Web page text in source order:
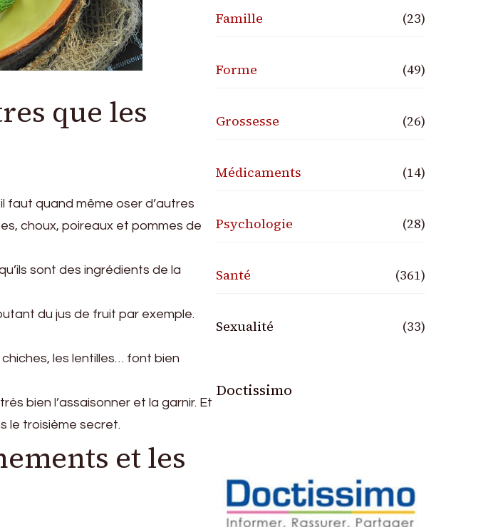
que les
faut quand même oser d’autres
choux, poireaux et pommes de
sont des ingrédients de la
du jus de fruit par exemple.
les lentilles… font bien
bien l’assaisonner et la garnir. Et
le troisième secret.
et les
Famille (23)
Forme (49)
Grossesse (26)
Médicaments (14)
Psychologie (28)
Santé (361)
Sexualité (33)
Doctissimo